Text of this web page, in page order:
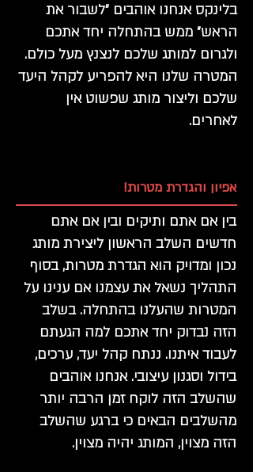
בלינקס אנחנו אוהבים ״לשבור את
הראש״ ממש בהתחלה יחד אתכם
ולגרום למותג שלכם לנצנץ מעל כולם.
המטרה שלנו היא להפריע לקהל היעד
שלכם וליצור מותג שפשוט אין
לאחרים.
אפיון והגדרת מטרות!
בין אם אתם ותיקים ובין אם אתם
חדשים השלב הראשון ליצירת מותג
נכון ומדויק הוא הגדרת מטרות, בסוף
התהליך נשאל את עצמנו אם ענינו על
המטרות שהעלנו בהתחלה. בשלב
הזה נבדוק יחד אתכם למה הגעתם
לעבוד איתנו. ננתח קהל יעד, ערכים,
בידול וסגנון עיצובי. אנחנו אוהבים
שהשלב הזה לוקח זמן הרבה יותר
מהשלבים הבאים כי ברגע שהשלב
הזה מצוין, המותג יהיה מצוין.